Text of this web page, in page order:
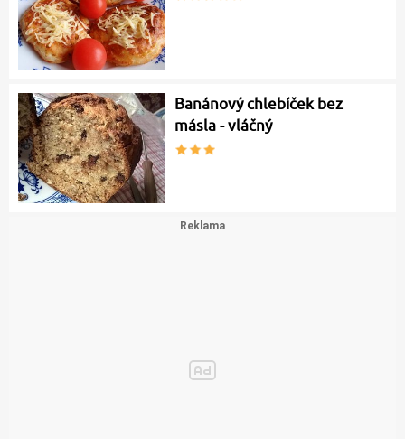
Banánový chlebíček bez
másla - vláčný